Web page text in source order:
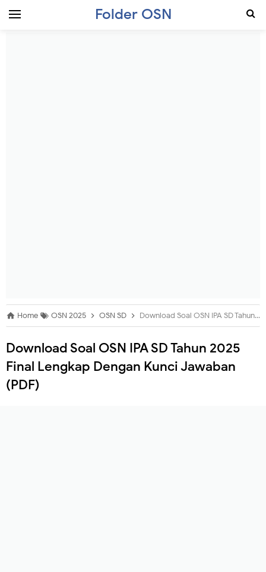
Folder OSN
Home OSN 2025 OSN SD Download Soal OSN IPA SD Tahun 2025 Final Lengkap Dengan Kunci Jawaban (PDF)
Download Soal OSN IPA SD Tahun 2025
Final Lengkap Dengan Kunci Jawaban
(PDF)